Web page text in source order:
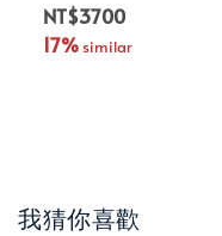
NT$3700
17% similar
我猜你喜歡